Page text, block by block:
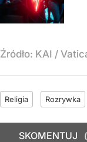
Źródło: KAI /
Religia Rozrywka
SKOMENTUJ